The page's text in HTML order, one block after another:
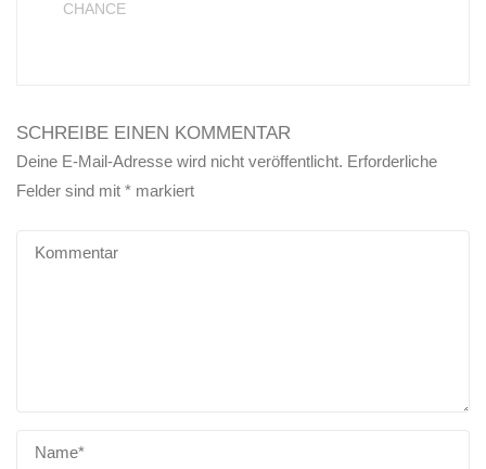
CHANCE
SCHREIBE EINEN KOMMENTAR
Deine E-Mail-Adresse wird nicht veröffentlicht. Erforderliche
Felder sind mit* markiert